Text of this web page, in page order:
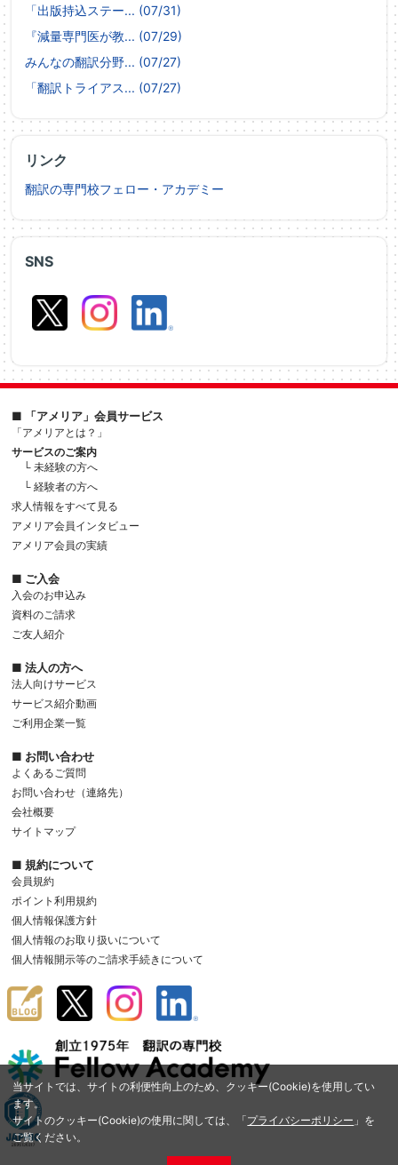
当サイトでは、サイトの利便性向上のため、クッキー(Cookie)を使用してい
ます。
サイトのクッキー(Cookie)の使用に関しては、「プライバシーポリシー 」を
ご覧ください。
SNS
「出版持込ステー... (07/31)
『減量専門医が教... (07/29)
みんなの翻訳分野... (07/27)
「翻訳トライアス... (07/27)
リンク
翻訳の専門校フェロー・アカデミー
■ 「アメリア」会員サービス
「アメリアとは？」
サービスのご案内
└ 未経験の方へ
└ 経験者の方へ
求人情報をすべて見る
アメリア会員インタビュー
アメリア会員の実績
■ ご入会
入会のお申込み
資料のご請求
ご友人紹介
■ 法人の方へ
法人向けサービス
サービス紹介動画
ご利用企業一覧
■ お問い合わせ
よくあるご質問
お問い合わせ（連絡先）
会社概要
サイトマップ
■ 規約について
会員規約
ポイント利用規約
個人情報保護方針
個人情報のお取り扱いについて
個人情報開示等のご請求手続きについて